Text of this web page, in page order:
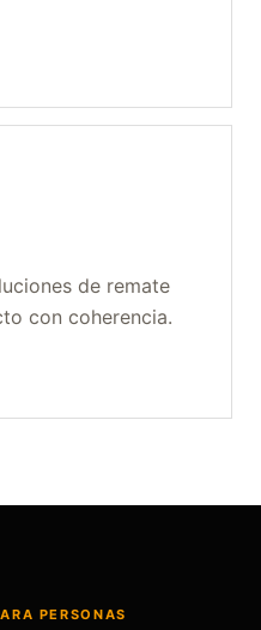
de remate
con coherencia.
PERSONAS